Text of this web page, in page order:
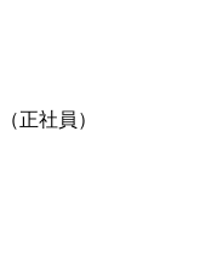
（正社員）